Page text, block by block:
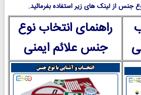
جنس از لینک های زیر استفاده بفرمائید.
راهنمای انتخاب نوع
جنس علائم ایمنی